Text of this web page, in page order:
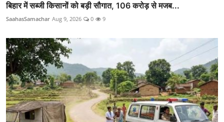
बिहार में सब्जी किसानों को बड़ी सौगात, 106 करोड़ से मजब...
SaahasSamachar Aug 9, 2026 0 9